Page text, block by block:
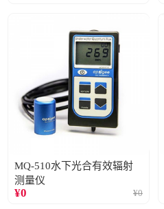
MQ-510水下光合有效辐射
测量仪
¥0 ¥0